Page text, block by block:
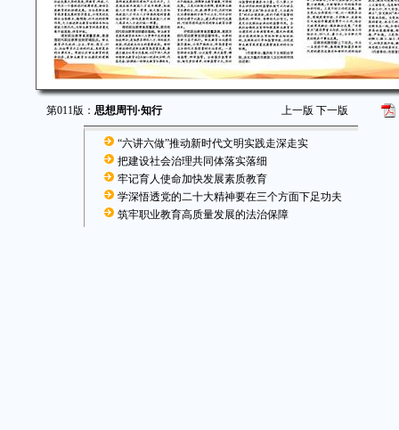
第011版： 思想周刊·知行 上一版 下一版
“六讲六做”推动新时代文明实践走深走实
把建设社会治理共同体落实落细
牢记育人使命加快发展素质教育
学深悟透党的二十大精神要在三个方面下足功夫
筑牢职业教育高质量发展的法治保障